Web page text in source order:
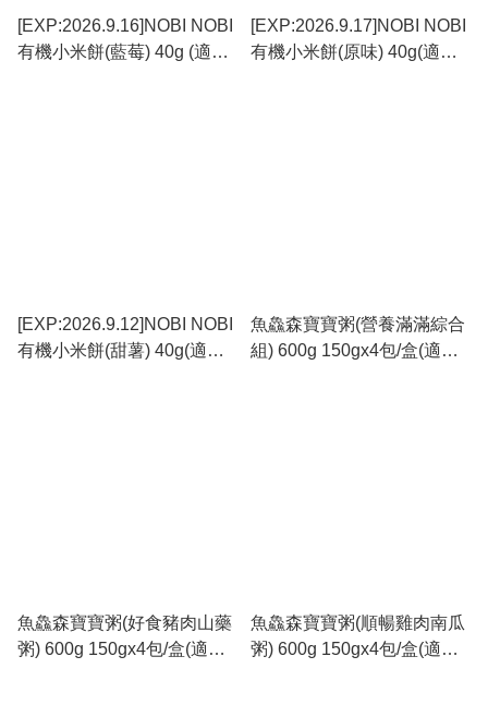
[EXP:2026.9.16]NOBI NOBI
有機小米餅(藍莓) 40g (適合
[EXP:2026.9.17]NOBI NOBI
有機小米餅(原味) 40g(適合6
[EXP:2026.9.12]NOBI NOBI
有機小米餅(甜薯) 40g(適合6
魚鱻森寶寶粥(營養滿滿綜合
組) 600g 150gx4包/盒(適合6
魚鱻森寶寶粥(好食豬肉山藥
粥) 600g 150gx4包/盒(適合6
魚鱻森寶寶粥(順暢雞肉南瓜
粥) 600g 150gx4包/盒(適合6